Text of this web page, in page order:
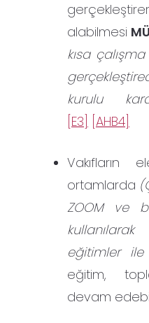
alabilmesi
kısa
kurulu
[E3]
[AHB4]
Vakıfların
ortamlarda
ZOOM ve
eğitimler
eğitim,
devam